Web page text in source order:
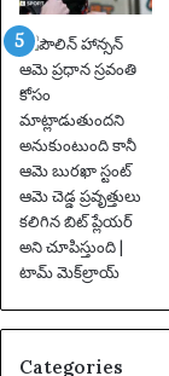
ఘ
ట
న
లు
|
ఫు
ట్‌
బా
ల్
వా
ర్త
Categories